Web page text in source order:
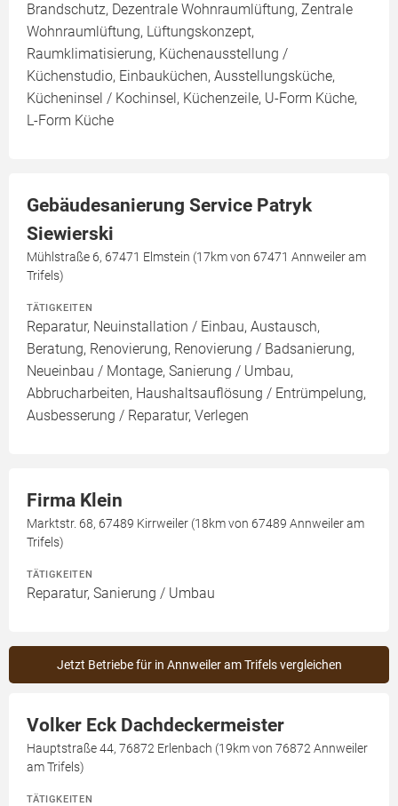
Brandschutz, Dezentrale Wohnraumlüftung, Zentrale
Wohnraumlüftung, Lüftungskonzept,
Raumklimatisierung, Küchenausstellung /
Küchenstudio, Einbauküchen, Ausstellungsküche,
Kücheninsel / Kochinsel, Küchenzeile, U-Form Küche,
L-Form Küche
Gebäudesanierung Service Patryk
Siewierski
Mühlstraße 6, 67471 Elmstein (17km von 67471 Annweiler am
Trifels)
TÄTIGKEITEN
Reparatur, Neuinstallation / Einbau, Austausch,
Beratung, Renovierung, Renovierung / Badsanierung,
Neueinbau / Montage, Sanierung / Umbau,
Abbrucharbeiten, Haushaltsauflösung / Entrümpelung,
Ausbesserung / Reparatur, Verlegen
Firma Klein
Marktstr. 68, 67489 Kirrweiler (18km von 67489 Annweiler am
Trifels)
TÄTIGKEITEN
Reparatur, Sanierung / Umbau
Jetzt Betriebe für in Annweiler am Trifels vergleichen
Volker Eck Dachdeckermeister
Hauptstraße 44, 76872 Erlenbach (19km von 76872 Annweiler
am Trifels)
TÄTIGKEITEN